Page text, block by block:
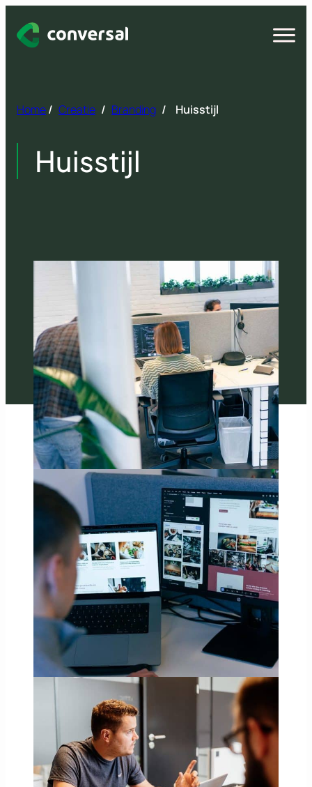
naar
Open
Home/ Creatie / Branding / Huisstijl
Huisstijl